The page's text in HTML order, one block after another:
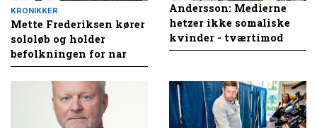
KRONIKKER
Mette Frederiksen kører
sololøb og holder
befolkningen for nar
Andersson: Medierne
hetzer ikke somaliske
kvinder - tværtimod